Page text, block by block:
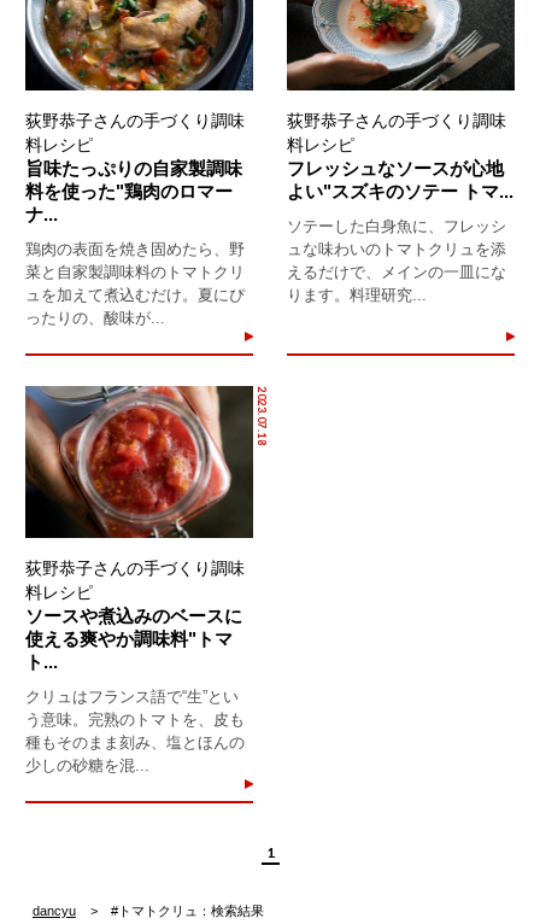
荻野恭子さんの手づくり調味
料レシピ
旨味たっぷりの自家製調味
料を使った"鶏肉のロマー
ナ...
鶏肉の表面を焼き固めたら、野
菜と自家製調味料のトマトクリ
ュを加えて煮込むだけ。夏にぴ
ったりの、酸味が...
荻野恭子さんの手づくり調味
料レシピ
フレッシュなソースが心地
よい"スズキのソテー トマ...
ソテーした白身魚に、フレッシ
ュな味わいのトマトクリュを添
えるだけで、メインの一皿にな
ります。料理研究...
2023.07.18
荻野恭子さんの手づくり調味
料レシピ
ソースや煮込みのベースに
使える爽やか調味料"トマ
ト...
クリュはフランス語で“生”とい
う意味。完熟のトマトを、皮も
種もそのまま刻み、塩とほんの
少しの砂糖を混...
1
dancyu #トマトクリュ：検索結果